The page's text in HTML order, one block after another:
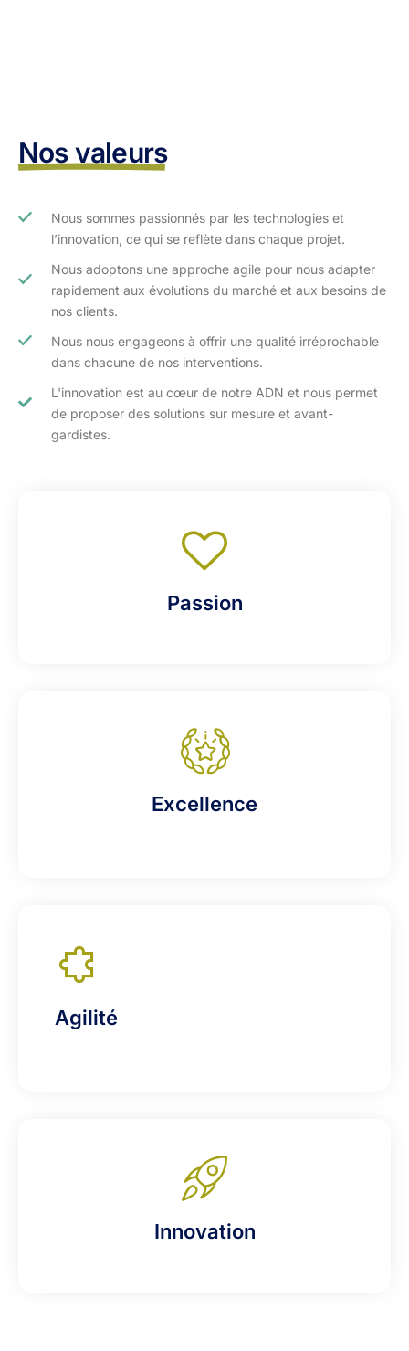
Nos valeurs
Nous sommes passionnés par les technologies et
l’innovation, ce qui se reflète dans chaque projet.
Nous adoptons une approche agile pour nous adapter
rapidement aux évolutions du marché et aux besoins de
nos clients.​
Nous nous engageons à offrir une qualité irréprochable
dans chacune de nos interventions.
L'innovation est au cœur de notre ADN et nous permet
de proposer des solutions sur mesure et avant-
gardistes.
Passion
Excellence
Agilité
Innovation